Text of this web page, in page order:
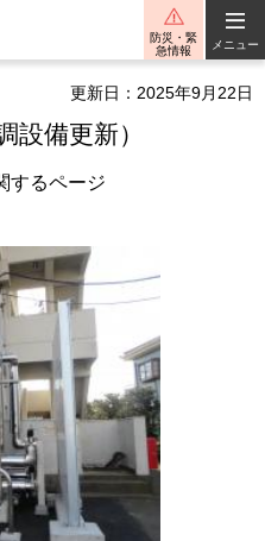
防災・緊
急情報
メニュー
更新日：2025年9月22日
設備更新）
するページ